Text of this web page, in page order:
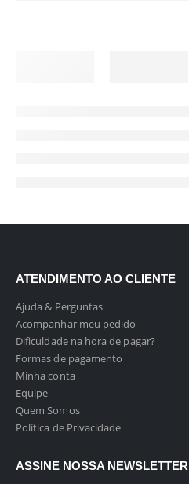
ATENDIMENTO AO CLIENTE
Ajuda & Perguntas
Acompanhar meu pedido
Dificuldade na hora de pagar?
Formas de pagamento
Minha conta
Equipe
Quem Somos
Política de Privacidade
ASSINE NOSSA NEWSLETTER